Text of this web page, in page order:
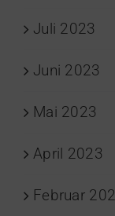
Juli 2023
Juni 2023
Mai 2023
April 2023
Februar